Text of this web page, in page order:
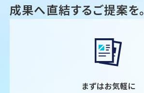
成果へ直結するご提案を。
まずはお気軽に